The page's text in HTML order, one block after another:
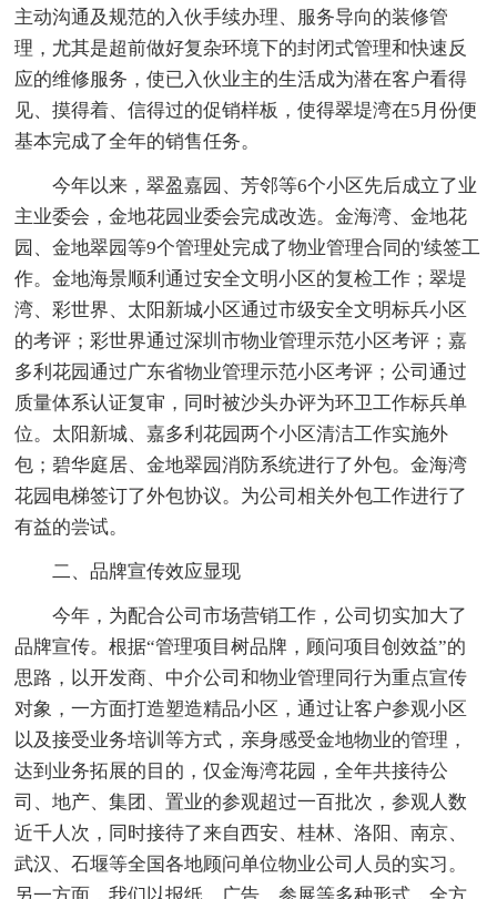
主动沟通及规范的入伙手续办理、服务导向的装修管
理，尤其是超前做好复杂环境下的封闭式管理和快速反
应的维修服务，使已入伙业主的生活成为潜在客户看得
见、摸得着、信得过的促销样板，使得翠堤湾在5月份便
基本完成了全年的销售任务。
今年以来，翠盈嘉园、芳邻等6个小区先后成立了业
主业委会，金地花园业委会完成改选。金海湾、金地花
园、金地翠园等9个管理处完成了物业管理合同的'续签工
作。金地海景顺利通过安全文明小区的复检工作；翠堤
湾、彩世界、太阳新城小区通过市级安全文明标兵小区
的考评；彩世界通过深圳市物业管理示范小区考评；嘉
多利花园通过广东省物业管理示范小区考评；公司通过
质量体系认证复审，同时被沙头办评为环卫工作标兵单
位。太阳新城、嘉多利花园两个小区清洁工作实施外
包；碧华庭居、金地翠园消防系统进行了外包。金海湾
花园电梯签订了外包协议。为公司相关外包工作进行了
有益的尝试。
二、品牌宣传效应显现
今年，为配合公司市场营销工作，公司切实加大了
品牌宣传。根据“管理项目树品牌，顾问项目创效益”的
思路，以开发商、中介公司和物业管理同行为重点宣传
对象，一方面打造塑造精品小区，通过让客户参观小区
以及接受业务培训等方式，亲身感受金地物业的管理，
达到业务拓展的目的，仅金海湾花园，全年共接待公
司、地产、集团、置业的参观超过一百批次，参观人数
近千人次，同时接待了来自西安、桂林、洛阳、南京、
武汉、石堰等全国各地顾问单位物业公司人员的实习。